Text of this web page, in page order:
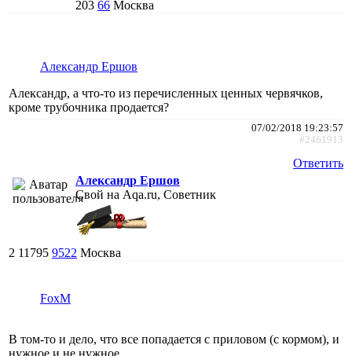
203 66 Москва
Александр Ершов
Александр, а что-то из перечисленных ценных червячков,
кроме трубочника продается?
07/02/2018 19:23:57
#2461913
Ответить
Александр Ершов
Свой на Aqa.ru, Советник
2 11795 9522 Москва
FoxM
В том-то и дело, что все попадается с приловом (с кормом), и
нужное и не нужное.